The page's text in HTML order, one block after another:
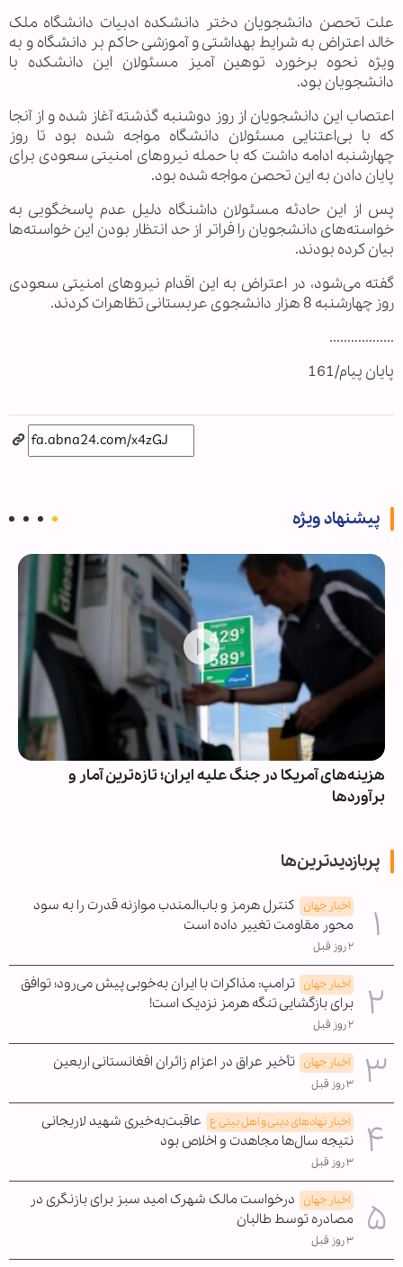
علت تحصن دانشجویان دختر دانشکده ادبیات دانشگاه ملک
خالد اعتراض به شرایط بهداشتی و آموزشی حاکم بر دانشگاه و به
ویژه نحوه برخورد توهین آمیز مسئولان این دانشکده با
دانشجویان بود.
اعتصاب این دانشجویان از روز دوشنبه گذشته آغاز شده و از آنجا
که با بی‌اعتنایی مسئولان دانشگاه مواجه شده بود تا روز
چهارشنبه ادامه داشت که با حمله نیروهای امنیتی سعودی برای
پایان دادن به این تحصن مواجه شده بود.
پس از این حادثه مسئولان داشنگاه دلیل عدم پاسخگویی به
خواسته‌های دانشجویان را فراتر از حد انتظار بودن این خواسته‌ها
بیان کرده بودند.
گفته می‌شود، در اعتراض به این اقدام نیروهای امنیتی سعودی
روز چهارشنبه 8 هزار دانشجوی عربستانی تظاهرات کردند.
..................
پایان پیام/161
پیشنهاد ویژه
هزینه‌های آمریکا در جنگ علیه ایران؛ تازه‌ترین آمار و
برآوردها
پربازدیدترین‌ها
اخبار جهان کنترل هرمز و باب‌المندب موازنه قدرت را به سود
محور مقاومت تغییر داده است
۲ روز قبل
اخبار جهان ترامپ: مذاکرات با ایران به‌خوبی پیش می‌رود؛ توافق
برای بازگشایی تنگه هرمز نزدیک است!
۲ روز قبل
اخبار جهان تأخیر عراق در اعزام زائران افغانستانی اربعین
۳ روز قبل
اخبار نهادهای دینی و اهل بیتی ع عاقبت‌به‌خیری شهید لاریجانی
نتیجه سال‌ها مجاهدت و اخلاص بود
۳ روز قبل
اخبار جهان درخواست مالک شهرک امید سبز برای بازنگری در
مصادره توسط طالبان
۳ روز قبل